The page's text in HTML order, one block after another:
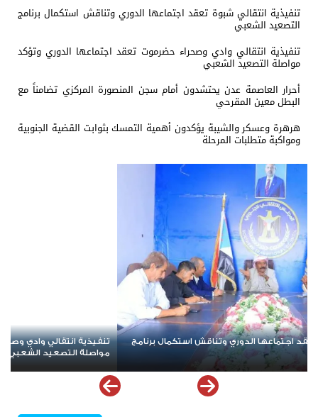
تنفيذية انتقالي شبوة تعقد اجتماعها الدوري وتناقش استكمال برنامج
التصعيد الشعبي
تنفيذية انتقالي وادي وصحراء حضرموت تعقد اجتماعها الدوري وتؤكد
مواصلة التصعيد الشعبي
أحرار العاصمة عدن يحتشدون أمام سجن المنصورة المركزي تضامناً مع
البطل معين المقرحي
هرهرة وعسكر والشيبة يؤكدون أهمية التمسك بثوابت القضية الجنوبية
ومواكبة متطلبات المرحلة
تعقد اجتماعها الدوري وتؤكد
أحرار العاصمة عدن يحتشدون أمام
البطل معين المقرحي